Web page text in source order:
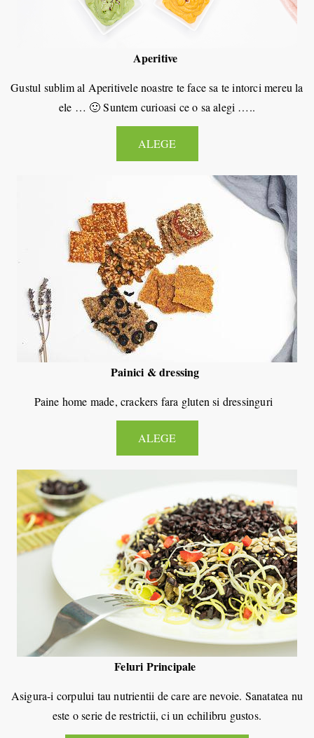
Aperitive
Gustul sublim al Aperitivele noastre te face sa te intorci mereu la
ele … 🙂 Suntem curioasi ce o sa alegi …..
ALEGE
Painici & dressing
Paine home made, crackers fara gluten si dressinguri
ALEGE
Feluri Principale
Asigura-i corpului tau nutrientii de care are nevoie. Sanatatea nu
este o serie de restrictii, ci un echilibru gustos.